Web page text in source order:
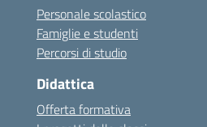
Personale scolastico
Famiglie e studenti
Percorsi di studio
Didattica
Offerta formativa